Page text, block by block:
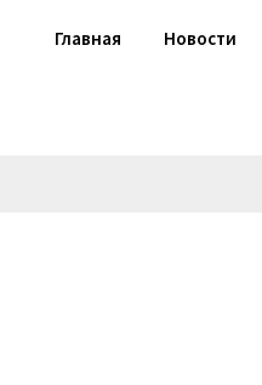
Главная Новости